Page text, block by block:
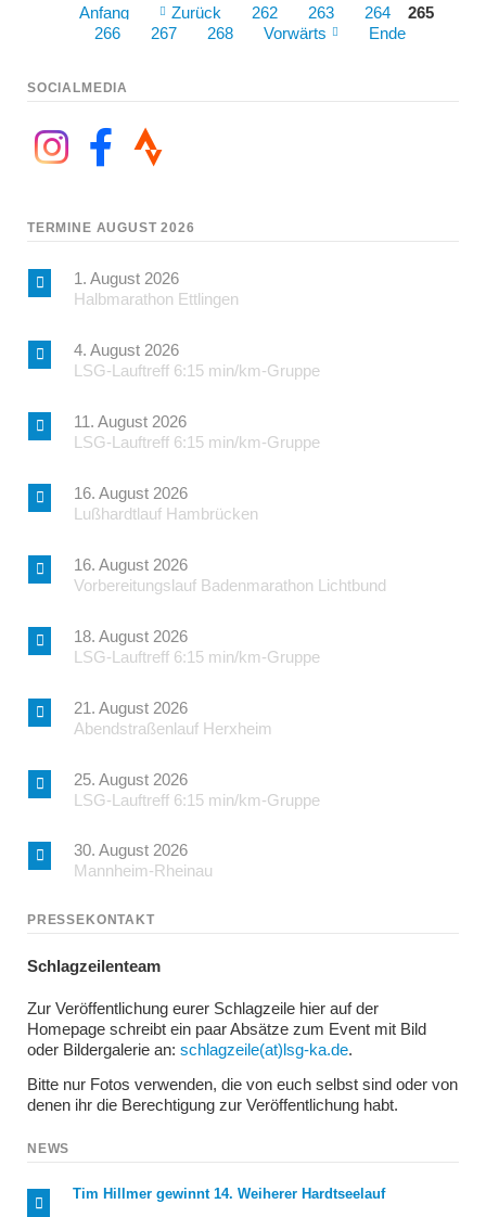
Anfang Zurück 262 263 264
265
266
267 268 Vorwärts Ende
SOCIALMEDIA
TERMINE AUGUST 2026
1. August 2026
Halbmarathon Ettlingen
4. August 2026
LSG-Lauftreff 6:15 min/km-Gruppe
11. August 2026
LSG-Lauftreff 6:15 min/km-Gruppe
16. August 2026
Lußhardtlauf Hambrücken
16. August 2026
Vorbereitungslauf Badenmarathon Lichtbund
18. August 2026
LSG-Lauftreff 6:15 min/km-Gruppe
21. August 2026
Abendstraßenlauf Herxheim
25. August 2026
LSG-Lauftreff 6:15 min/km-Gruppe
30. August 2026
Mannheim-Rheinau
PRESSEKONTAKT
Schlagzeilenteam
Zur Veröffentlichung eurer Schlagzeile hier auf der
Homepage schreibt ein paar Absätze zum Event mit Bild
oder Bildergalerie an: schlagzeile(at)lsg-ka.de.
Bitte nur Fotos verwenden, die von euch selbst sind oder von
denen ihr die Berechtigung zur Veröffentlichung habt.
NEWS
Tim Hillmer gewinnt 14. Weiherer Hardtseelauf